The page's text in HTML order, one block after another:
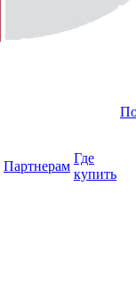
Партнерам
Где
купить